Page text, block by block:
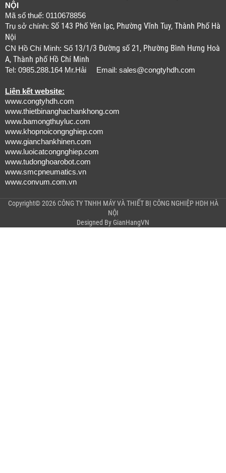
NỘI
Mã số thuế: 0110678856
Trụ sở chính: Số 143 Phố Yên lạc, Phường Vĩnh Tuy, Thành Phố Hà
Nội
CN Hồ Chí Minh: Số 13/1/3 Đường số 21, Phường Bình Hưng Hoà
A, Thành phố Hồ Chí Minh
Tel: 0985.288.164 Mr.Hải Email: sales@congtyhdh.com
Liên kết website:
www.congtyhdh.com
www.thietbinanghachankhong.com
www.bamongthuyluc.com
www.khopnoicongnghiep.com
www.gianchankhinen.com
www.luoicatcongnghiep.com
www.tudonghoarobot.com
www.smcpneumatics.vn
www.convum.com.vn
Copyright© 2026 CÔNG TY TNHH MÁY VÀ THIẾT BỊ CÔNG NGHIỆP HDH HÀ
NỘI
Designed By GianHangVN